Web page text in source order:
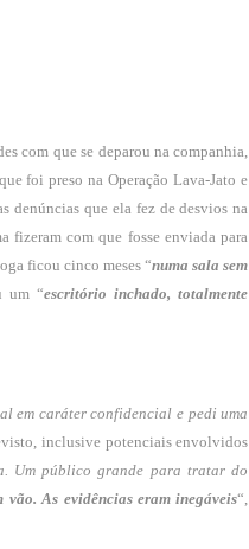
com que se deparou na companhia,
foi preso na Operação Lava-Jato e
denúncias que ela fez de desvios na
fizeram com que fosse enviada para
ficou cinco meses “numa sala sem
um “escritório inchado, totalmente
em caráter confidencial e pedi uma
inclusive potenciais envolvidos
Um público grande para tratar do
vão. As evidências eram inegáveis“,